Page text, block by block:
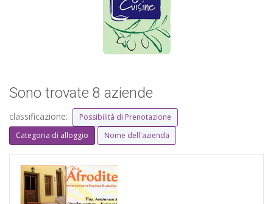
Sono trovate 8 aziende
classificazione:
Possibilità di Prenotazione
Categoria di alloggio
Nome dell'azienda